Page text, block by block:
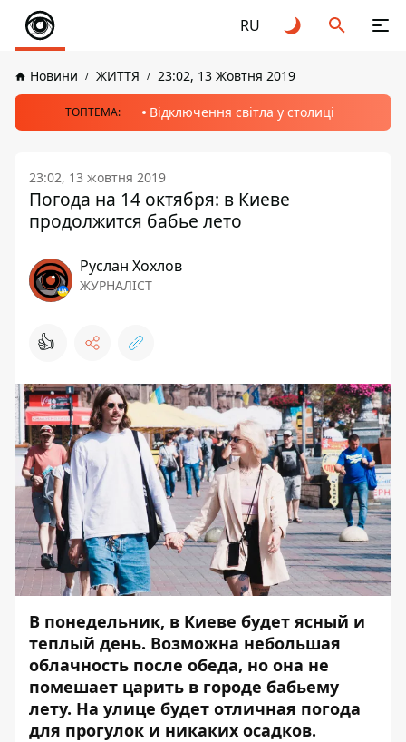
RU
Новини ЖИТТЯ 23:02, 13 Жовтня 2019
ТОПТЕМА: Відключення світла у столиці
23:02, 13 жовтня 2019
Погода на 14 октября: в Киеве
продолжится бабье лето
Руслан Хохлов
ЖУРНАЛІСТ
👍
В понедельник, в Киеве будет ясный и
теплый день. Возможна небольшая
облачность после обеда, но она не
помешает царить в городе бабьему
лету. На улице будет отличная погода
для прогулок и никаких осадков.